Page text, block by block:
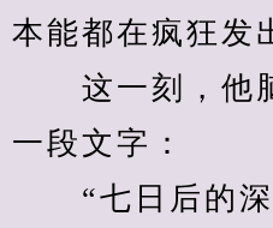
本能都在疯狂发
这一刻，他
一段文字：
“七日后的深